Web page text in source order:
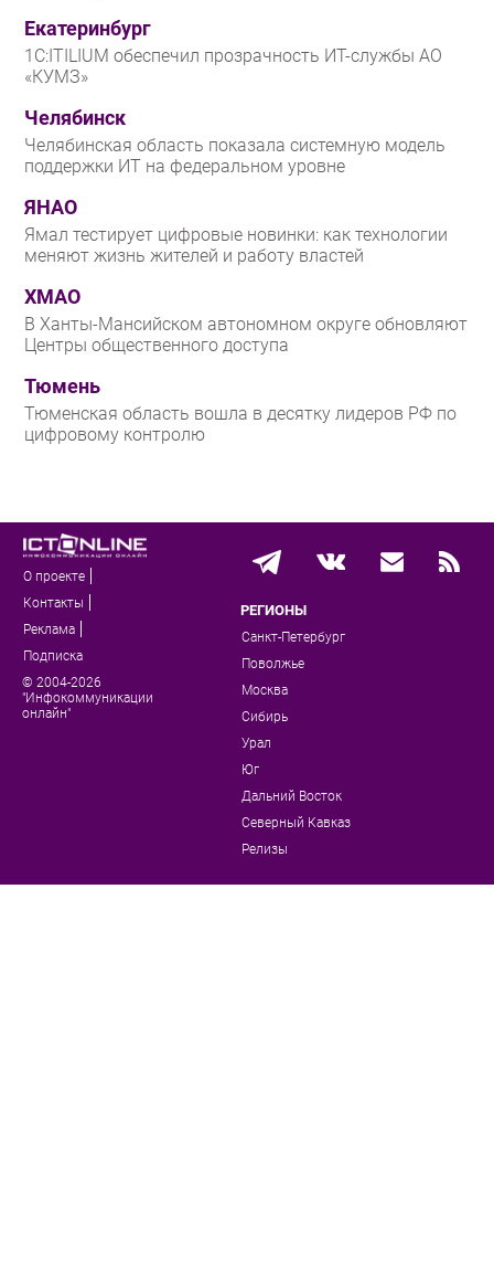
Екатеринбург
1С:ITILIUM обеспечил прозрачность ИТ-службы АО
«КУМЗ»
Челябинск
Челябинская область показала системную модель
поддержки ИТ на федеральном уровне
ЯНАО
Ямал тестирует цифровые новинки: как технологии
меняют жизнь жителей и работу властей
ХМАО
В Ханты-Мансийском автономном округе обновляют
Центры общественного доступа
Тюмень
Тюменская область вошла в десятку лидеров РФ по
цифровому контролю
О проекте
Контакты
Реклама
Подписка
© 2004-2026
"Инфокоммуникации
онлайн"
РЕГИОНЫ
Санкт-Петербург
Поволжье
Москва
Сибирь
Урал
Юг
Дальний Восток
Северный Кавказ
Релизы